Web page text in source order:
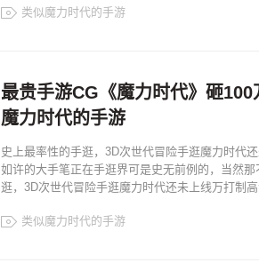
类似魔力时代的手游
最贵手游CG《魔力时代》砸
魔力时代的手游
史上最率性的手逛，3D次世代冒险手逛魔力时代
如许的大手笔正在手逛界可是史无前例的，当然
逛，3D次世代冒险手逛魔力时代还未上线万打制
类似魔力时代的手游